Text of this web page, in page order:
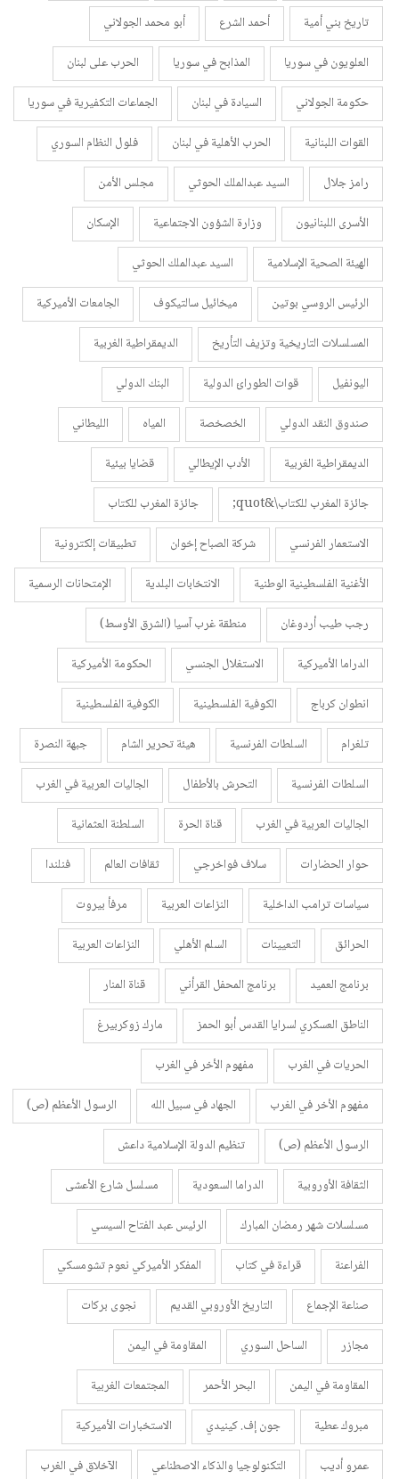
تاريخ بني أمية أحمد الشرع
أبو محمد الجولاني
العلويون في سوريا
المذابح في سوريا
الحرب على لبنان
حكومة الجولاني
السيادة في لبنان
الجماعات التكفيرية في سوريا
القوات اللبنانية
الحرب الأهلية في لبنان
فلول النظام السوري
رامز جلال
السيد عبدالملك الحوثي
مجلس الأمن
الأسرى اللبنانيون
وزارة الشؤون الاجتماعية
الإسكان
الهيئة الصحية الإسلامية
السيد عبدالملك الحوثي
الرئيس الروسي بوتين
ميخائيل سالتيكوف
الجامعات الأميركية
المسلسلات التاريخية وتزيف التأريخ
الديمقراطية الغربية
اليونفيل
قوات الطورائ الدولية
البنك الدولي
صندوق النقد الدولي
الخصخصة المياه
الليطاني
الديمقراطية الغربية
الأدب الإيطالي
قضايا بيئية
جائزة المغرب للكتاب\&quot;
جائزة المغرب للكتاب
الاستعمار الفرنسي
شركة الصباح إخوان
تطبيقات إلكترونية
الأغنية الفلسطينية الوطنية
الانتخابات البلدية
الإمتحانات الرسمية
رجب طيب أردوغان
منطقة غرب آسيا (الشرق الأوسط)
الدراما الأميركية
الاستغلال الجنسي
الحكومة الأميركية
انطوان كرباج
الكوفية الفلسطينية
الكوفية الفلسطينية
تلغرام
السلطات الفرنسية هيئة تحرير الشام
جبهة النصرة
السلطات الفرنسية
التحرش بالأطفال
الجاليات العربية في الغرب
الجاليات العربية في الغرب
قناة الحرة
السلطنة العثمانية
حوار الحضارات
سلاف فواخرجي ثقافات العالم
فنلندا
سياسات ترامب الداخلية
النزاعات العربية
مرفأ بيروت
الحرائق
التعيينات السلم الأهلي
النزاعات العربية
برنامج العميد
برنامج المحفل القرأني
قناة المنار
الناطق العسكري لسرايا القدس أبو الحمز
مارك زوكربيرغ
الحريات في الغرب
مفهوم الأخر في الغرب
مفهوم الأخر في الغرب
الجهاد في سبيل الله
الرسول الأعظم (ص)
الرسول الأعظم (ص)
تنظيم الدولة الإسلامية داعش
الثقافة الأوروبية
الدراما السعودية
مسلسل شارع الأعشى
مسلسلات شهر رمضان المبارك
الرئيس عبد الفتاح السيسي
الفراعنة
قراءة في كتاب
المفكر الأميركي نعوم تشومسكي
صناعة الإجماع
التاريخ الأوروبي القديم
نجوى بركات
مجازر
الساحل السوري
المقاومة في اليمن
المقاومة في اليمن
البحر الأحمر
المجتمعات الغربية
مبروك عطية
جون إف. كينيدي
الاستخبارات الأميركية
عمرو أديب
التكنولوجيا والذكاء الاصطناعي
الآخلاق في الغرب